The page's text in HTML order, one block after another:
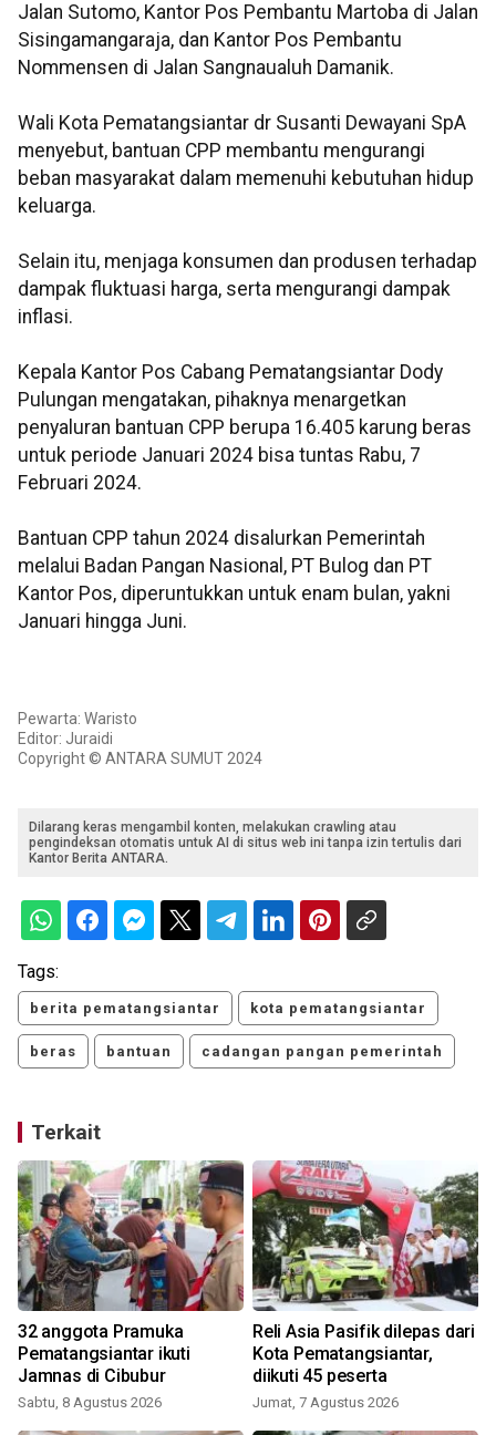
Jalan Sutomo, Kantor Pos Pembantu Martoba di Jalan
Sisingamangaraja, dan Kantor Pos Pembantu
Nommensen di Jalan Sangnaualuh Damanik.
Wali Kota Pematangsiantar dr Susanti Dewayani SpA
menyebut, bantuan CPP membantu mengurangi
beban masyarakat dalam memenuhi kebutuhan hidup
keluarga.
Selain itu, menjaga konsumen dan produsen terhadap
dampak fluktuasi harga, serta mengurangi dampak
inflasi.
Kepala Kantor Pos Cabang Pematangsiantar Dody
Pulungan mengatakan, pihaknya menargetkan
penyaluran bantuan CPP berupa 16.405 karung beras
untuk periode Januari 2024 bisa tuntas Rabu, 7
Februari 2024.
Bantuan CPP tahun 2024 disalurkan Pemerintah
melalui Badan Pangan Nasional, PT Bulog dan PT
Kantor Pos, diperuntukkan untuk enam bulan, yakni
Januari hingga Juni.
Pewarta: Waristo
Editor: Juraidi
Copyright © ANTARA SUMUT 2024
Dilarang keras mengambil konten, melakukan crawling atau
pengindeksan otomatis untuk AI di situs web ini tanpa izin tertulis dari
Kantor Berita ANTARA.
Tags:
berita pematangsiantar kota pematangsiantar
beras bantuan cadangan pangan pemerintah
Terkait
32 anggota Pramuka
Pematangsiantar ikuti
Jamnas di Cibubur
Sabtu, 8 Agustus 2026
Reli Asia Pasifik dilepas dari
Kota Pematangsiantar,
diikuti 45 peserta
Jumat, 7 Agustus 2026